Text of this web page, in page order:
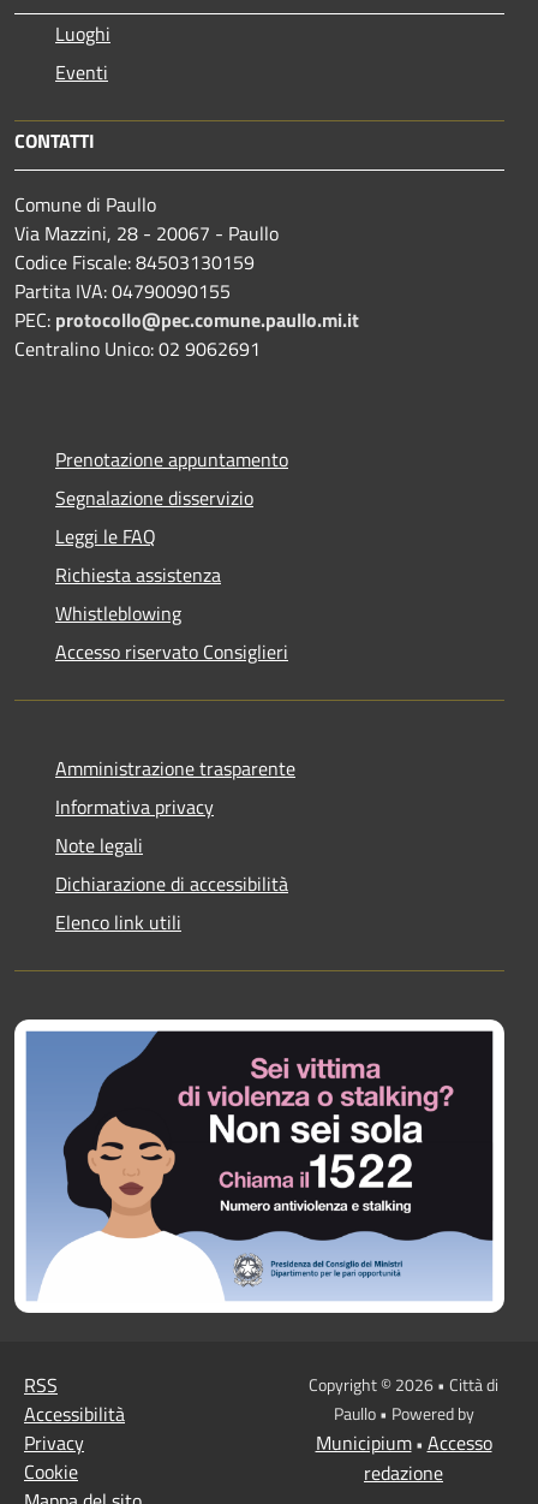
Luoghi
Eventi
CONTATTI
Comune di Paullo
Via Mazzini, 28 - 20067 - Paullo
Codice Fiscale: 84503130159
Partita IVA: 04790090155
PEC: protocollo@pec.comune.paullo.mi.it
Centralino Unico: 02 9062691
Prenotazione appuntamento
Segnalazione disservizio
Leggi le FAQ
Richiesta assistenza
Whistleblowing
Accesso riservato Consiglieri
Amministrazione trasparente
Informativa privacy
Note legali
Dichiarazione di accessibilità
Elenco link utili
RSS
Accessibilità
Privacy
Cookie
Copyright © 2026 • Città di
Paullo • Powered by
Municipium• Accesso
redazione